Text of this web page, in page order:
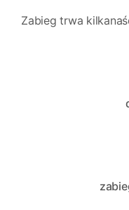
Zabieg trwa